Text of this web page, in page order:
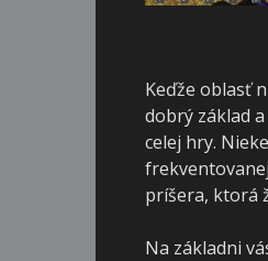
Keďže oblasť
dobrý základ
celej hry.
príšera, ktorá
Na základni